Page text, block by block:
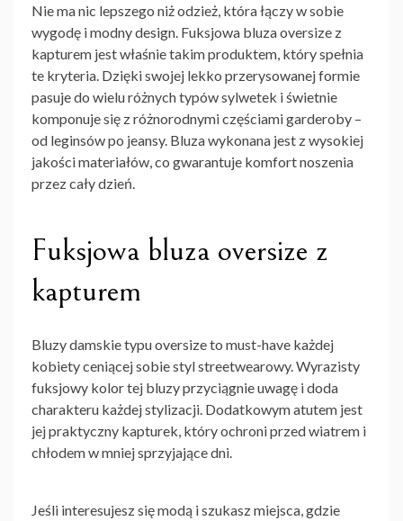
Nie ma nic lepszego niż odzież, która łączy w sobie
wygodę i modny design. Fuksjowa bluza oversize z
kapturem jest właśnie takim produktem, który spełnia
te kryteria. Dzięki swojej lekko przerysowanej formie
pasuje do wielu różnych typów sylwetek i świetnie
komponuje się z różnorodnymi częściami garderoby –
od leginsów po jeansy. Bluza wykonana jest z wysokiej
jakości materiałów, co gwarantuje komfort noszenia
przez cały dzień.
Fuksjowa bluza oversize z
kapturem
Bluzy damskie typu oversize to must-have każdej
kobiety ceniącej sobie styl streetwearowy. Wyrazisty
fuksjowy kolor tej bluzy przyciągnie uwagę i doda
charakteru każdej stylizacji. Dodatkowym atutem jest
jej praktyczny kapturek, który ochroni przed wiatrem i
chłodem w mniej sprzyjające dni.
Jeśli interesujesz się modą i szukasz miejsca, gdzie